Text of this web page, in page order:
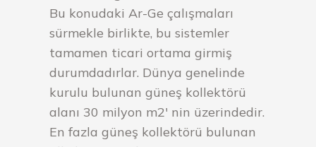
Bu konudaki Ar-Ge çalışmaları
sürmekle birlikte, bu sistemler
tamamen ticari ortama girmiş
durumdadırlar. Dünya genelinde
kurulu bulunan güneş kollektörü
alanı 30 milyon m2′ nin üzerindedir.
En fazla güneş kollektörü bulunan